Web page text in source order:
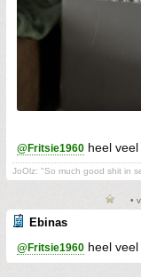
@Fritsie1960 heel
JoOlz: "So much good shit in
•
Ebinas
@Fritsie1960 heel